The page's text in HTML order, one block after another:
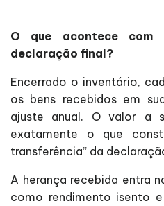
O que acontece com
declaração final?
Encerrado o inventário,
os bens recebidos em
ajuste anual. O valor a
exatamente o que
transferência” da
A herança recebida entra
como rendimento isento